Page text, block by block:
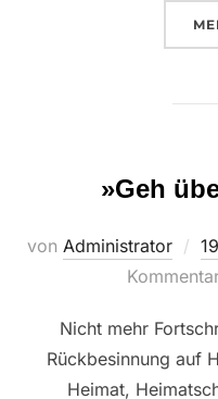
»Geh
von Administrator
Nicht mehr
Rückbesinnung auf
Heimat,